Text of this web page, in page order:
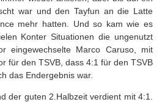
war und den Tayfun an die Latte
mehr hatten. Und so kam wie es
Konter Situationen die ungenutzt
eingewechselte Marco Caruso, mit
für den TSVB, dass 4:1 für den TSVB
das Endergebnis war.
der guten 2.Halbzeit verdient mit 4:1.